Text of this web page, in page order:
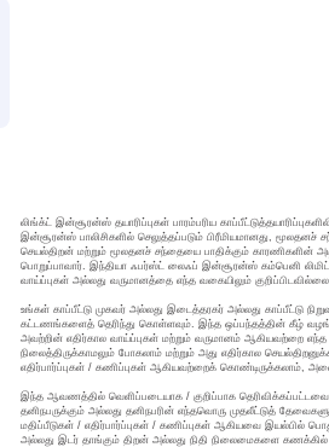
லிங்க்ட் இன்சூரன்ஸ் தயாரிப்புகள் பாரம்பரிய
இன்சூரன்ஸ் பாலிசிகளில் செலுத்தப்படும் பிரீமியமானது, மூலதனச்
செயல்திறன் மற்றும் மூலதனச் சந்தையை பாதிக்கும் காரணிகளின்
பொறுப்பாவார். இந்தியா ஃபர்ஸ்ட் லைஃப் இன்சூரன்ஸ் கம்பெனி
வாய்ப்புகள் அல்லது வருமானத்தை எந்த வகையிலும்
உங்கள் காப்பீட்டு முகவர் அல்லது இடைத்தரகர் அல்லது காப்பீட்டு
கட்டணங்களைத் தெரிந்து கொள்ளவும். இந்த ஒப்பந்தத்தின் கீழ்
அவற்றின் எதிர்கால வாய்ப்புகள் மற்றும் வருமானம் ஆகியவற்றை எந்த
நிலைத்திருக்காமலும் போகலாம் மற்றும் அது எதிர்கால
எதிர்பார்ப்புகள் / கணிப்புகள் ஆகியவற்றைக் கொண்டிருக்கலாம்,
இந்த ஆவணத்தில் வெளிப்படையாக / குறிப்பாக
தனிநபருக்கும் அல்லது தனிநபரின் எந்தவொரு முதலீட்டுத்
மதிப்பீடுகள் / எதிர்பார்ப்புகள் / கணிப்புகள் ஆகியவை இயல்பில்
அல்லது இடர் தாங்கும் திறன் அல்லது நிதி நிலைமைகளை கணக்கில்